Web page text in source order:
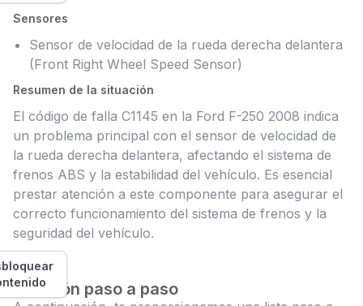
Sensores
Sensor de velocidad de la rueda derecha delantera
(Front Right Wheel Speed Sensor)
Resumen de la situación
El código de falla C1145 en la Ford F-250 2008 indica
un problema principal con el sensor de velocidad de
la rueda derecha delantera, afectando el sistema de
frenos ABS y la estabilidad del vehículo. Es esencial
prestar atención a este componente para asegurar el
correcto funcionamiento del sistema de frenos y la
seguridad del vehículo.
Solución paso a paso